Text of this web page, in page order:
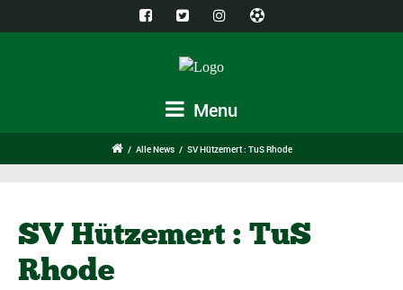
Menu
/ Alle News / SV Hützemert : TuS Rhode
SV Hützemert : TuS
Rhode